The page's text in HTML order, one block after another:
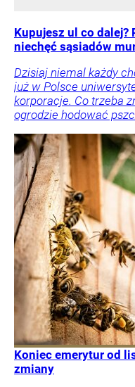
Kupujesz ul co dalej?
niechęć sąsiadów
Dzisiaj niemal każdy
już w Polsce
korporacje. Co trzeba
ogrodzie hodować
Koniec emerytur od
zmiany